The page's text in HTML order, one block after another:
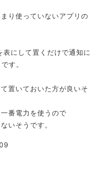
り使っていないアプリの
にして置くだけで通知に
す。
置いておいた方が良いそ
番電力を使うので
いそうです。